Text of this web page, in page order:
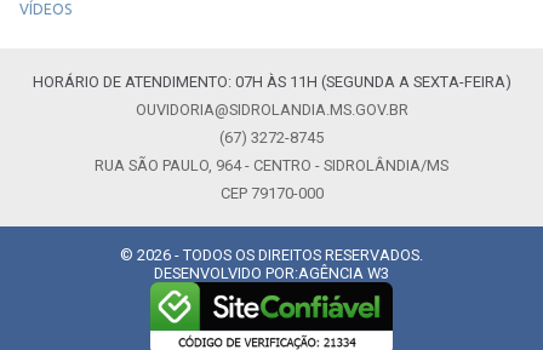
VÍDEOS
HORÁRIO DE ATENDIMENTO: 07H ÀS 11H (SEGUNDA A SEXTA-FEIRA)
OUVIDORIA@SIDROLANDIA.MS.GOV.BR
(67) 3272-8745
RUA SÃO PAULO, 964 - CENTRO - SIDROLÂNDIA/MS
CEP 79170-000
© 2026 - TODOS OS DIREITOS RESERVADOS.
DESENVOLVIDO POR:AGÊNCIA W3